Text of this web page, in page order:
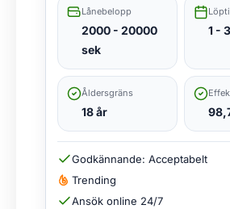
Lånebelopp
2000 - 20000
sek
1 -
Åldersgräns
18 år
Godkännande: Acceptabelt
Trending
Ansök online 24/7